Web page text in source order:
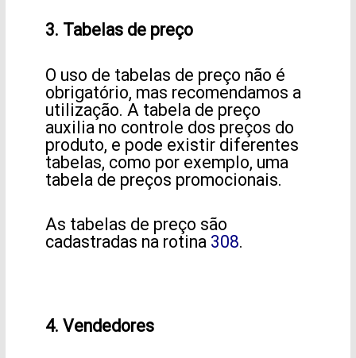
3. Tabelas de preço
O uso de tabelas de preço não é
obrigatório, mas recomendamos a
utilização. A tabela de preço
auxilia no controle dos preços do
produto, e pode existir diferentes
tabelas, como por exemplo, uma
tabela de preços promocionais.
As tabelas de preço são
cadastradas na rotina 308.
4. Vendedores